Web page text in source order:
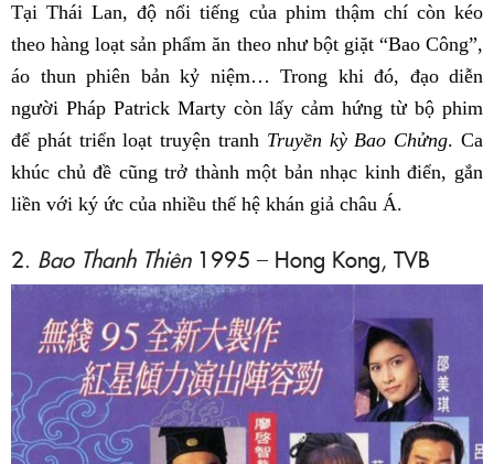
Tại Thái Lan, độ nổi tiếng của phim thậm chí còn kéo
theo hàng loạt sản phẩm ăn theo như bột giặt “Bao Công”,
áo thun phiên bản kỷ niệm… Trong khi đó, đạo diễn
người Pháp Patrick Marty còn lấy cảm hứng từ bộ phim
để phát triển loạt truyện tranh Truyền kỳ Bao Chửng. Ca
khúc chủ đề cũng trở thành một bản nhạc kinh điển, gắn
liền với ký ức của nhiều thế hệ khán giả châu Á.
2. Bao Thanh Thiên1995 – Hong Kong, TVB